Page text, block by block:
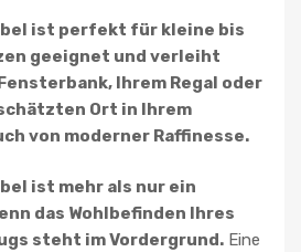
ist perfekt für kleine bis
geeignet und verleiht
Ihrem Regal oder
Ort in Ihrem
von moderner Raffinesse.
ist mehr als nur ein
das Wohlbefinden Ihres
steht im Vordergrund. Eine